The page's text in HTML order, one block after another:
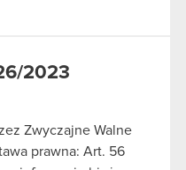
2023
Zwyczajne Walne
prawna: Art. 56